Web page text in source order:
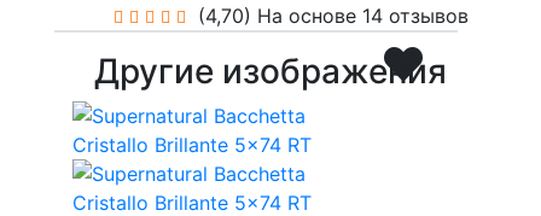
(4,70) На основе 14 отзывов
Другие изображения